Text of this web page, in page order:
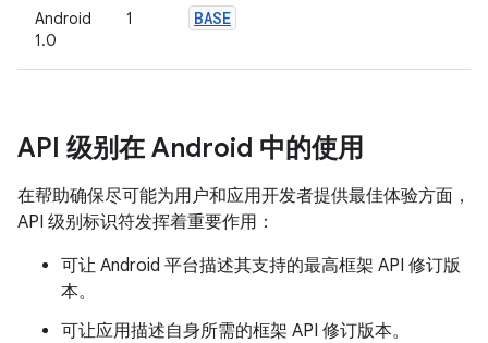
Android
1.0
1 BASE
API 级别在 Android 中的使用
在帮助确保尽可能为用户和应用开发者提供最佳体验方面，
API 级别标识符发挥着重要作用：
可让 Android 平台描述其支持的最高框架 API 修订版
本。
可让应用描述自身所需的框架 API 修订版本。